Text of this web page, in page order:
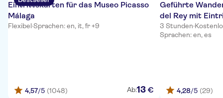
Eintrittskarten für das Museo Picasso
Málaga
Flexibel·Sprachen: en, it, fr +9
4,57/5 (1048) Ab:13 €
Geführte
del Rey mit
3 Stunden·
Sprachen: en, es
4,28/5 (29)